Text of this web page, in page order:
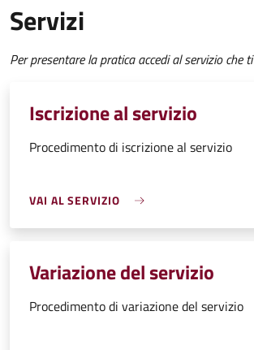
Servizi
Per presentare la pratica accedi al servizio che
Iscrizione al servizio
Procedimento di iscrizione al servizio
VAI AL SERVIZIO
Variazione del servizio
Procedimento di variazione del servizio